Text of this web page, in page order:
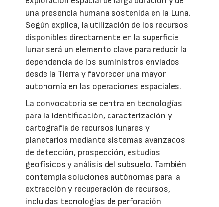
una presencia humana sostenida en la Luna.
Según explica, la utilización de los recursos
disponibles directamente en la superficie
lunar será un elemento clave para reducir la
dependencia de los suministros enviados
desde la Tierra y favorecer una mayor
autonomía en las operaciones espaciales.
La convocatoria se centra en tecnologías
para la identificación, caracterización y
cartografía de recursos lunares y
planetarios mediante sistemas avanzados
de detección, prospección, estudios
geofísicos y análisis del subsuelo. También
contempla soluciones autónomas para la
extracción y recuperación de recursos,
incluidas tecnologías de perforación